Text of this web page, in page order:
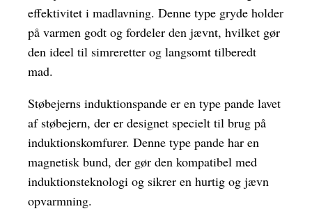
effektivitet i madlavning. Denne type gryde holder
på varmen godt og fordeler den jævnt, hvilket gør
den ideel til simreretter og langsomt tilberedt
mad.
Støbejerns induktionspande er en type pande lavet
af støbejern, der er designet specielt til brug på
induktionskomfurer. Denne type pande har en
magnetisk bund, der gør den kompatibel med
induktionsteknologi og sikrer en hurtig og jævn
opvarmning.